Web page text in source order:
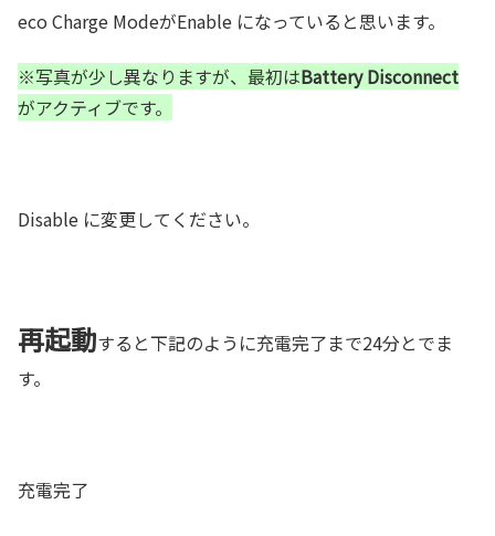
eco Charge ModeがEnable になっていると思います。
※写真が少し異なりますが、最初はBattery Disconnect
がアクティブです。
Disable に変更してください。
再起動すると下記のように充電完了まで24分とでま
す。
充電完了